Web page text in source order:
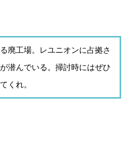
廃工場。レユニオンに占拠さ
潜んでいる。掃討時にはぜひ
くれ。